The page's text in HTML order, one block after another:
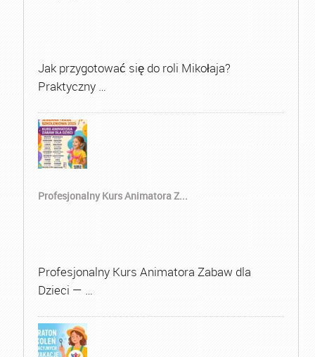
Jak przygotować się do roli Mikołaja?
Praktyczny …
Profesjonalny Kurs Animatora Z...
Profesjonalny Kurs Animatora Zabaw dla
Dzieci — …